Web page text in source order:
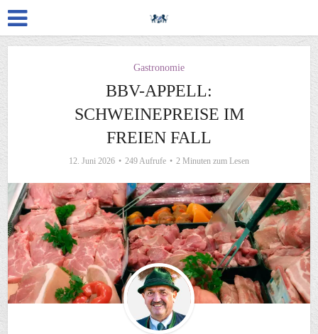
Gastronomie
BBV-APPELL:
SCHWEINEPREISE IM
FREIEN FALL
12. Juni 2026 249 Aufrufe 2 Minuten zum Lesen